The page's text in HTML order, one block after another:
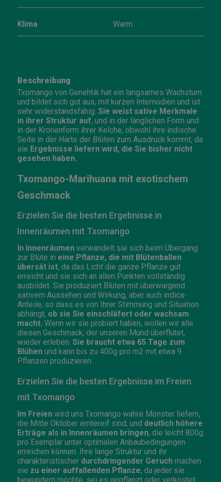
Klima Warm
Beschreibung
Txomango von Genehtik hat ein langsames Wachstum
und bildet sich gut aus, mit kurzen Internodien und ist
sehr widerstandsfähig. Sie weist sative Merkmale
in ihrer Struktur auf, und in der länglichen Form und
in der Kronenform ihrer Kelche, obwohl ihre indische
Seite in der Härte der Blüten zum Ausdruck kommt, da
sie Ergebnisse liefern wird, die Sie bisher nicht
gesehen haben.
Txomango-Marihuana mit exotischem
Geschmack
Erzielen Sie die besten Ergebnisse in
Innenräumen mit Txomango
In Innenräumen verwandelt sie sich beim Übergang
zur Blüte in eine Pflanze, die mit Blütenballen
übersät ist, da das Licht die ganze Pflanze gut
erreicht und sie sich an allen Punkten vollständig
ausbildet. Sie produziert Blüten mit überwiegend
sativem Aussehen und Wirkung, aber auch indica-
Anteile, so dass es von Ihrer Stimmung und Situation
abhängt, ob sie Sie einschläfert oder wachsam
macht. Wenn wir sie probiert haben, wollen wir alle
diesen Geschmack, der unseren Mund überflutet,
wieder erleben. Sie braucht etwa 65 Tage zum
Blühen und kann bis zu 400g pro m2 mit etwa 9
Pflanzen produzieren.
Erzielen Sie die besten Ergebnisse im Freien
mit Txomango
Im Freien wird uns Txomango wahre Monster liefern,
die Mitte Oktober erntereif sind, und deutlich höhere
Erträge als in Innenräumen bringen, die leicht 800g
pro Exemplar unter optimalen Anbaubedingungen
erreichen können. Ihre lange Struktur und ihr
charakteristischer durchdringender Geruch machen
sie zu einer auffallenden Pflanze, da jeder sie
bewundern möchte, sei es gepflanzt oder verkostet.